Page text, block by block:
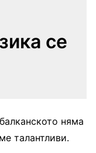
се
няма
талантливи.